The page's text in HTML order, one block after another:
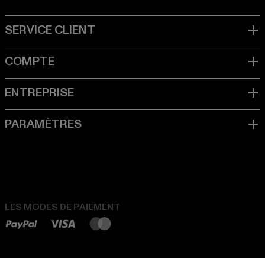
LES MODES DE PAIEMENT